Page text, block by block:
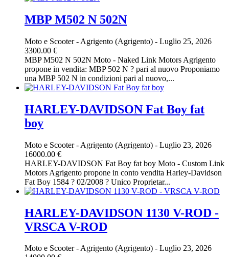
MBP M502 N 502N
Moto e Scooter- Agrigento (Agrigento) - Luglio 25, 2026
3300.00 €
MBP M502 N 502N Moto - Naked Link Motors Agrigento
propone in vendita: MBP 502 N ? pari al nuovo Proponiamo
una MBP 502 N in condizioni pari al nuovo,...
HARLEY-DAVIDSON Fat Boy fat
boy
Moto e Scooter- Agrigento (Agrigento) - Luglio 23, 2026
16000.00 €
HARLEY-DAVIDSON Fat Boy fat boy Moto - Custom Link
Motors Agrigento propone in conto vendita Harley-Davidson
Fat Boy 1584 ? 02/2008 ? Unico Proprietar...
HARLEY-DAVIDSON 1130 V-ROD -
VRSCA V-ROD
Moto e Scooter-Agrigento (Agrigento) - Luglio 23, 2026